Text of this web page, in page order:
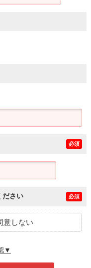
必須
ださい 必須
意しない
▼